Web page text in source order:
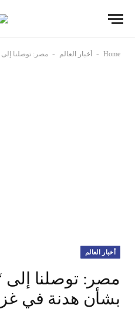
Home
- أخبار العالم - مصر: توصلنا
أخبار العالم
مصر: توصلنا إلى
بشأن هدنة في